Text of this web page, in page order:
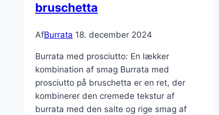
bruschetta
AfBurrata 18. december 2024
Burrata med prosciutto: En lækker
kombination af smag Burrata med
prosciutto på bruschetta er en ret, der
kombinerer den cremede tekstur af
burrata med den salte og rige smag af